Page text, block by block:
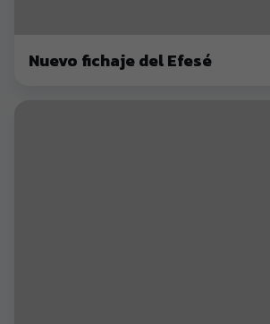
Nuevo fichaje del Efesé